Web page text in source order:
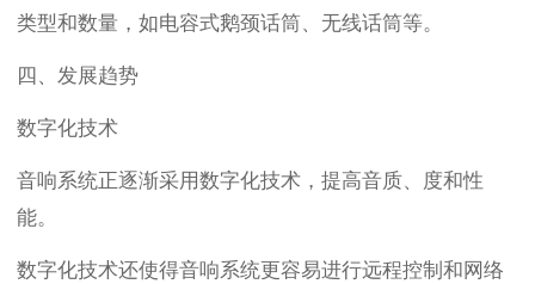
类型和数量，如电容式鹅颈话筒、无线话筒等。
四、发展趋势
数字化技术
音响系统正逐渐采用数字化技术，提高音质、度和性
能。
数字化技术还使得音响系统更容易进行远程控制和网络